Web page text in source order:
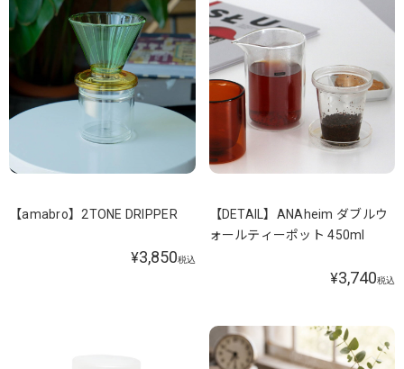
【amabro】2TONE DRIPPER
¥3,850税込
【DETAIL】ANAheim ダブルウ
ォールティーポット 450ml
¥3,740税込